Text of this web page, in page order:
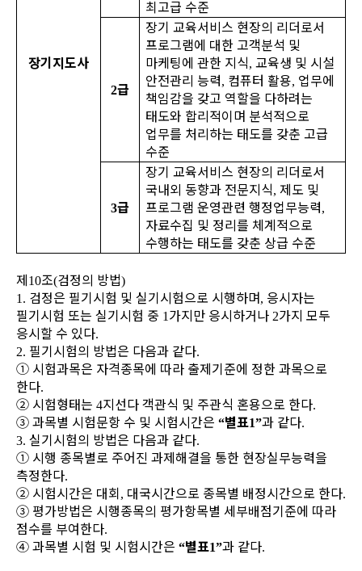
장기지도사
최고급 수준
2급
장기 교육서비스 현장의 리더로서
프로그램에 대한 고객분석 및
마케팅에 관한 지식, 교육생 및 시설
안전관리 능력, 컴퓨터 활용, 업무에
책임감을 갖고 역할을 다하려는
태도와 합리적이며 분석적으로
업무를 처리하는 태도를 갖춘 고급
수준
3급
장기 교육서비스 현장의 리더로서
국내외 동향과 전문지식, 제도 및
프로그램 운영관련 행정업무능력,
자료수집 및 정리를 체계적으로
수행하는 태도를 갖춘 상급 수준
제10조(검정의 방법)
1. 검정은 필기시험 및 실기시험으로 시행하며, 응시자는
필기시험 또는 실기시험 중 1 가지만 응시하거나 2가지 모두
응시할 수 있다.
2. 필기시험의 방법은 다음과 같다.
① 시험과목은 자격종목에 따라 출제기준에 정한 과목으로
한다.
② 시험형태는 4지선다 객관식 및 주관식 혼용으로 한다.
③과목별 시험문항 수 및 시험시간은 “별표1”과 같다.
3. 실기시험의 방법은 다음과 같다.
① 시행 종목별로 주어진 과제해결을 통한 현장실무능력을
측정한다.
② 시험시간은 대회, 대국시간으로 종목별 배정시간으로 한다.
③ 평가방법은 시행종목의 평가항목별 세부배점기준에 따라
점수를 부여한다.
④과목별 시험 및 시험시간은 “별표1”과 같다.